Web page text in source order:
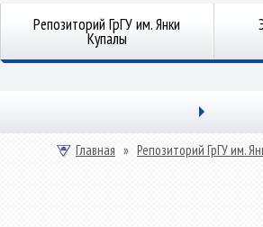
Репозиторий ГрГУ им. Янки
Купалы
Главная » Репозиторий ГрГУ им.